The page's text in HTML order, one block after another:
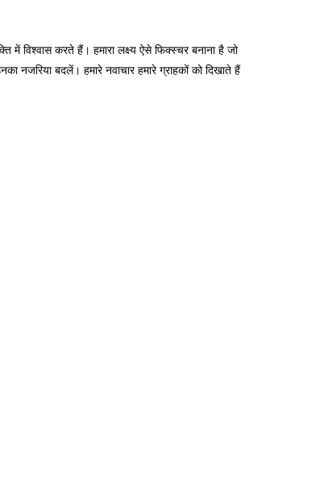
विश्वास करते हैं। हमारा लक्ष्य ऐसे फिक्स्चर बनाना है जो
बदलें। हमारे नवाचार हमारे ग्राहकों को दिखाते हैं